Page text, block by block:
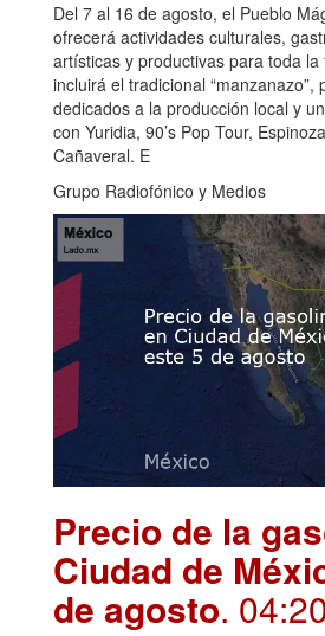
Del 7 al 16 de agosto, el Pueblo
ofrecerá actividades culturales,
artísticas y productivas para toda
incluirá el tradicional “manzanazo”,
dedicados a la producción local y
con Yuridia, 90’s Pop Tour,
Cañaveral. E
Grupo Radiofónico y Medios
Precio de la
Ciudad de
de agosto.